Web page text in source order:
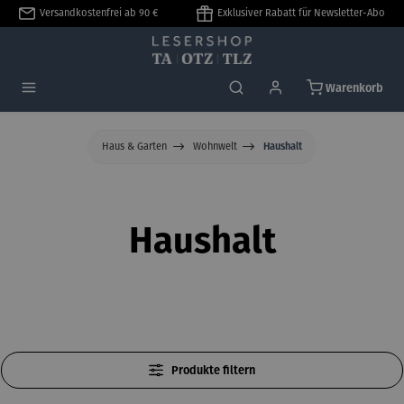
springen
Versandkostenfrei ab 90 € Exklusiver Rabatt für Newsletter-Abo
Warenkorb
Haus & Garten Wohnwelt Haushalt
Haushalt
Produkte filtern